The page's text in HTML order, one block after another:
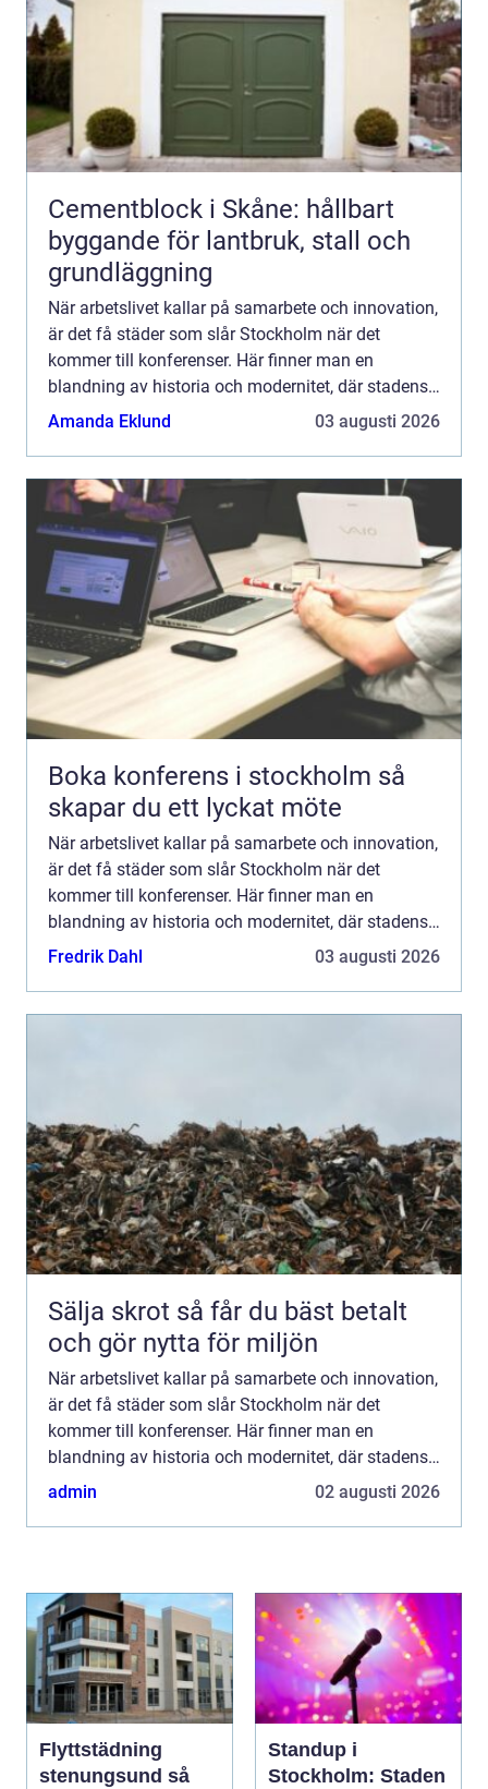
Cementblock i Skåne: hållbart
byggande för lantbruk, stall och
grundläggning
När arbetslivet kallar på samarbete och innovation,
är det få städer som slår Stockholm när det
kommer till konferenser. Här finner man en
blandning av historia och modernitet, där stadens
puls erbjuder...
Amanda Eklund 03 augusti 2026
Boka konferens i stockholm så
skapar du ett lyckat möte
När arbetslivet kallar på samarbete och innovation,
är det få städer som slår Stockholm när det
kommer till konferenser. Här finner man en
blandning av historia och modernitet, där stadens
puls erbjuder...
Fredrik Dahl 03 augusti 2026
Sälja skrot så får du bäst betalt
och gör nytta för miljön
När arbetslivet kallar på samarbete och innovation,
är det få städer som slår Stockholm när det
kommer till konferenser. Här finner man en
blandning av historia och modernitet, där stadens
puls erbjuder...
admin 02 augusti 2026
Flyttstädning
stenungsund så
Standup i
Stockholm: Staden